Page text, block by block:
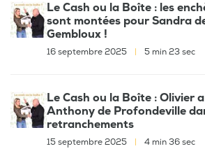
Le Cash ou la Boîte : les
sont montées pour Sandra
Gembloux !
16 septembre 2025 5 min 23 sec
Le Cash ou la Boîte : Olivier
Anthony de Profondeville
retranchements
15 septembre 2025 4 min 36 sec